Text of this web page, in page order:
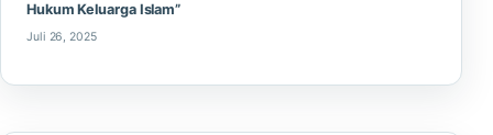
Hukum Keluarga Islam”
Juli 26, 2025